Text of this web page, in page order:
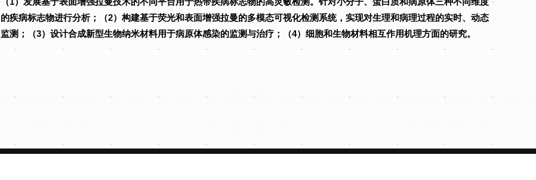
的疾病标志物进行分析；（2）构建基于荧光和表面增强拉曼的多模态可视化检测系统，实现对生理和病理过程的实时、动态
监测；（3）设计合成新型生物纳米材料用于病原体感染的监测与治疗；（4）细胞和生物材料相互作用机理方面的研究。